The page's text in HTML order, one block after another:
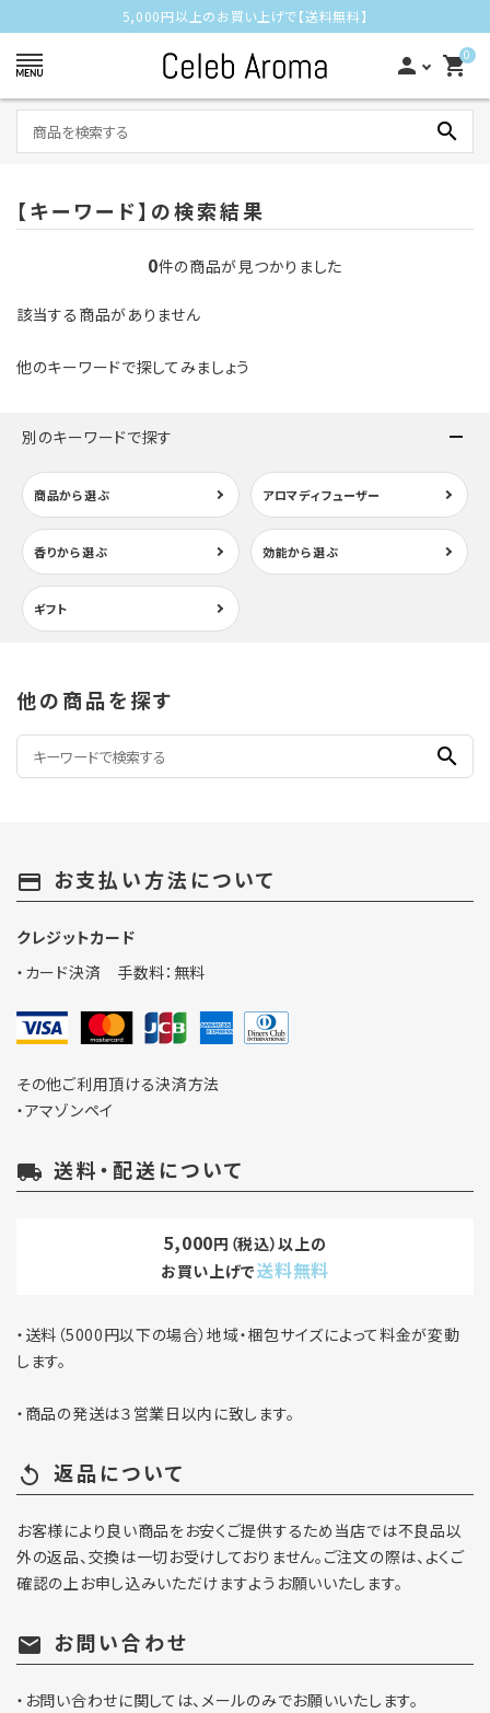
5,000円以上のお買い上げで【送料無料】
person 0
shopping_cart
search
アロマディフューザー
アロマオイル
リラックス
【キーワード】の検索結果
0件の商品が見つかりました
該当する商品がありません
他のキーワードで探してみましょう
別のキーワードで探す
商品から選ぶ アロマディフューザー
香りから選ぶ 効能から選ぶ
ギフト
他の商品を探す
search
キーワード
payment お支払い方法について
クレジットカード
・カード決済 手数料：無料
その他ご利用頂ける決済方法
・アマゾンペイ
local_shipping 送料・配送について
5,000円（税込）以上の
お買い上げで送料無料
・送料（5000円以下の場合）地域・梱包サイズによって料金が変動
します。
・商品の発送は３営業日以内に致します。
replay 返品について
お客様により良い商品をお安くご提供するため当店では不良品以
外の返品、交換は一切お受けしておりません。ご注文の際は、よくご
確認の上お申し込みいただけますようお願いいたします。
mail お問い合わせ
・お問い合わせに関しては、メールのみでお願いいたします。